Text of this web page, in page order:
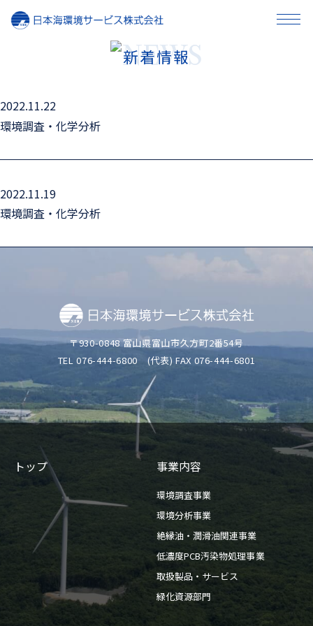
企業情報
お知らせ
新着情報
2022.11.22
環境調査・化学分析
2022.11.19
環境調査・化学分析
〒930-0848 富山県富山市久方町2番54号
TEL 076-444-6800 (代表) FAX 076-444-6801
トップ 事業内容
環境調査事業
環境分析事業
絶縁油・潤滑油関連事業
低濃度PCB汚染物処理事業
取扱製品・サービス
緑化資源部門